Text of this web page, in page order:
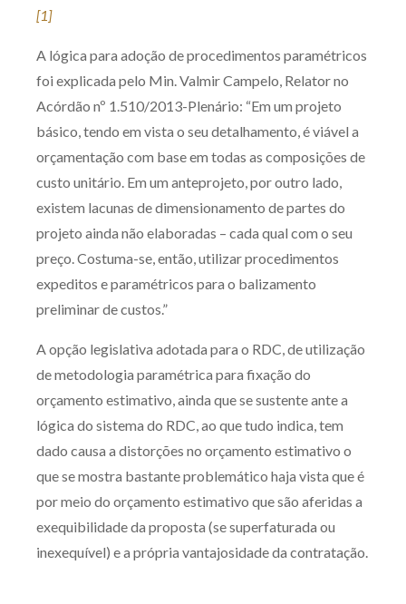
[1]
A lógica para adoção de procedimentos paramétricos
foi explicada pelo Min. Valmir Campelo, Relator no
Acórdão nº 1.510/2013-Plenário: “Em um projeto
básico, tendo em vista o seu detalhamento, é viável a
orçamentação com base em todas as composições de
custo unitário. Em um anteprojeto, por outro lado,
existem lacunas de dimensionamento de partes do
projeto ainda não elaboradas – cada qual com o seu
preço. Costuma-se, então, utilizar procedimentos
expeditos e paramétricos para o balizamento
preliminar de custos.”
A opção legislativa adotada para o RDC, de utilização
de metodologia paramétrica para fixação do
orçamento estimativo, ainda que se sustente ante a
lógica do sistema do RDC, ao que tudo indica, tem
dado causa a distorções no orçamento estimativo o
que se mostra bastante problemático haja vista que é
por meio do orçamento estimativo que são aferidas a
exequibilidade da proposta (se superfaturada ou
inexequível) e a própria vantajosidade da contratação.